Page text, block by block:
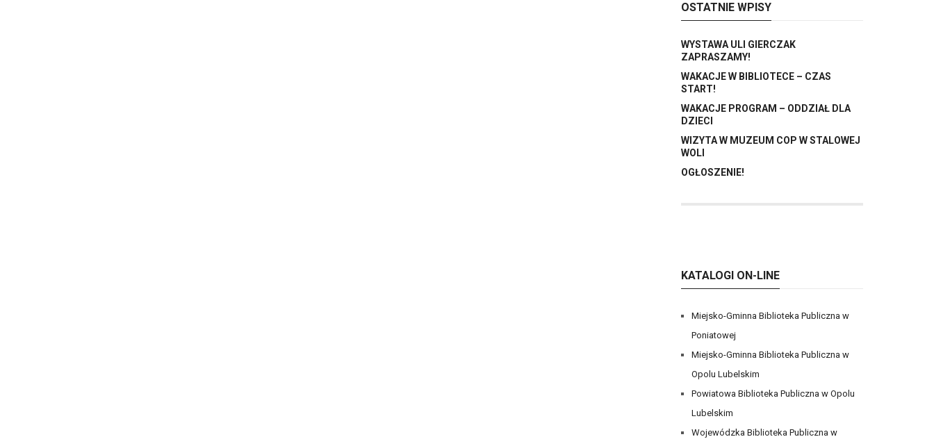
OSTATNIE WPISY
WYSTAWA ULI GIERCZAK
ZAPRASZAMY!
WAKACJE W BIBLIOTECE – CZAS
START!
WAKACJE PROGRAM – ODDZIAŁ DLA
DZIECI
WIZYTA W MUZEUM COP W STALOWEJ
WOLI
OGŁOSZENIE!
KATALOGI ON-LINE
Miejsko-Gminna Biblioteka Publiczna w
Poniatowej
Miejsko-Gminna Biblioteka Publiczna w
Opolu Lubelskim
Powiatowa Biblioteka Publiczna w Opolu
Lubelskim
Wojewódzka Biblioteka Publiczna w